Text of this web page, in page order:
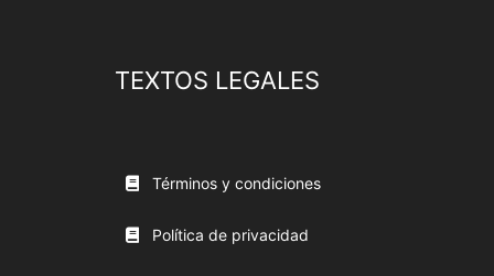
TEXTOS LEGALES
Términos y condiciones
Política de privacidad